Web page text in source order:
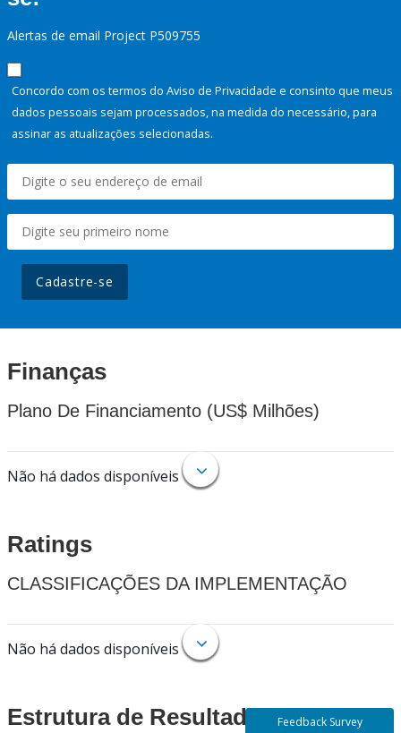
Alertas de email Project P509755
Concordo com os termos do Aviso de Privacidade e consinto que meus
dados pessoais sejam processados, na medida do necessário, para
assinar as atualizações selecionadas.
Cadastre-se
Finanças
Plano De Financiamento (US$ Milhões)
Não há dados disponíveis
Ratings
CLASSIFICAÇÕES DA IMPLEMENTAÇÃO
Não há dados disponíveis
Estrutura de Resultados Feedback Survey